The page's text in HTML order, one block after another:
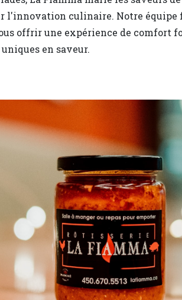
l'innovation culinaire. Notre équipe
offrir une expérience de comfort
en saveur.